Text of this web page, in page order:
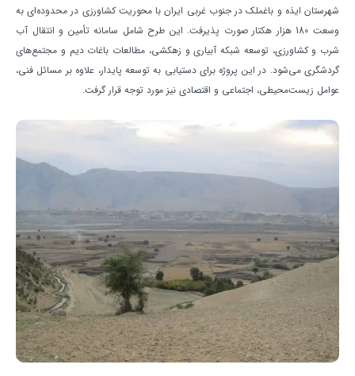
شهرستان ايذه و باغملك در جنوب غربي ايران با محوريت كشاورزي در محدوده‌اي به
وسعت 180 هزار هكتار صورت پذيرفت. اين طرح شامل سامانه تأمين و انتقال آب
شرب و كشاورزي، توسعه شبكه آبياري و زهكشي، مطالعات باغات ديم و مجتمع‌هاي
گردشگري می‌شود. در اين پروژه برای دستيابي به توسعه پايدار، علاوه بر مسائل فني،
عوامل زيست‌محيطي، اجتماعي و اقتصادي نيز مورد توجه قرار گرفت.